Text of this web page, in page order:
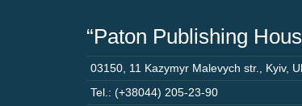
“Paton Publishing
03150 11 Kazymyr Malevych str. Kyiv,
Tel.: (+38044) 205-23-90